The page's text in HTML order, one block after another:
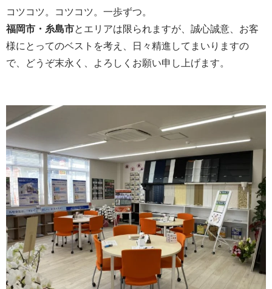
コツコツ。コツコツ。一歩ずつ。
福岡市・糸島市とエリアは限られますが、誠心誠意、お客
様にとってのベストを考え、日々精進してまいりますの
で、どうぞ末永く、よろしくお願い申し上げます。